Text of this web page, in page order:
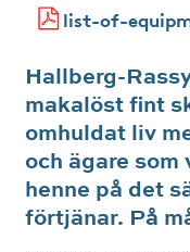
list-of-
Hallberg-
makalöst fint
omhuldat liv
och ägare
henne på det
förtjänar. På